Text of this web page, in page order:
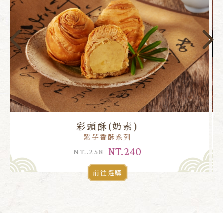
小月餅(蛋奶素)
紫芋香酥系列
NT..258 NT.240
前往選購